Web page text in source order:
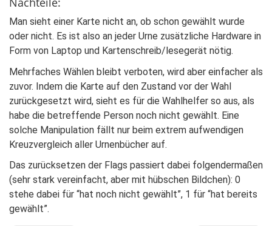
Man sieht einer Karte nicht an, ob schon gewählt wurde
oder nicht. Es ist also an jeder Urne zusätzliche Hardware in
Form von Laptop und Kartenschreib/lesegerät nötig.
Mehrfaches Wählen bleibt verboten, wird aber einfacher als
zuvor. Indem die Karte auf den Zustand vor der Wahl
zurückgesetzt wird, sieht es für die Wahlhelfer so aus, als
habe die betreffende Person noch nicht gewählt. Eine
solche Manipulation fällt nur beim extrem aufwendigen
Kreuzvergleich aller Urnenbücher auf.
Das zurücksetzen der Flags passiert dabei folgendermaßen
(sehr stark vereinfacht, aber mit hübschen Bildchen): 0
stehe dabei für “hat noch nicht gewählt”, 1 für “hat bereits
gewählt”.